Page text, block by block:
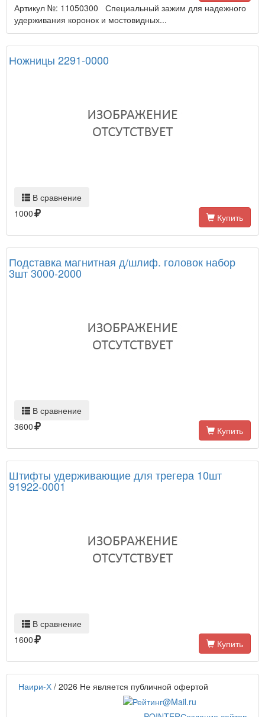
Артикул №: 11050300 Специальный зажим для надежного
удерживания коронок и мостовидных...
Ножницы 2291-0000
В сравнение
1000
Купить
Подставка магнитная д/шлиф. головок набор
3шт 3000-2000
В сравнение
3600
Купить
Штифты удерживающие для трегера 10шт
91922-0001
В сравнение
1600
Купить
Наири-Х / 2026 Не является публичной офертой